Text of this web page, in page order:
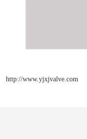
http://www.yjxjvalve.com